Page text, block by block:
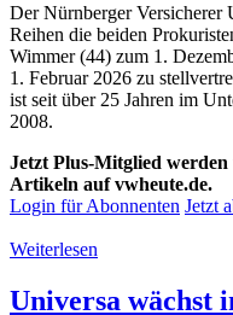
Der Nürnberger Versicherer
Reihen die beiden
Wimmer (44) zum 1.
1. Februar 2026 zu
ist seit über 25 Jahren im
2008.
Jetzt Plus-Mitglied
Artikeln auf vwheute.de.
Login für Abonnenten Jetzt
Weiterlesen
Universa wächst